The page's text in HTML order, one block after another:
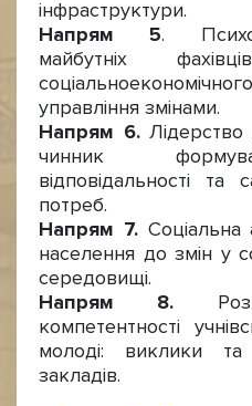
інфраструктури.
Напрям 5.
майбутніх
управління змінами.
Напрям 6.Лідерство
чинник
відповідальності та
потреб.
Напрям 7.Соціальна
населення до змін у
середовищі.
Напрям 8.
компетентності
молоді: виклики та
закладів.